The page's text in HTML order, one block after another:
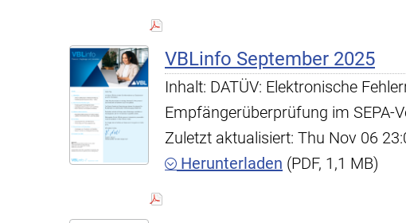
VBLinfo September 2025
Inhalt: DATÜV: Elektronische
Empfängerüberprüfung im SEPA-
Zuletzt aktualisiert: Thu Nov 06
Herunterladen (PDF, 1,1 MB)